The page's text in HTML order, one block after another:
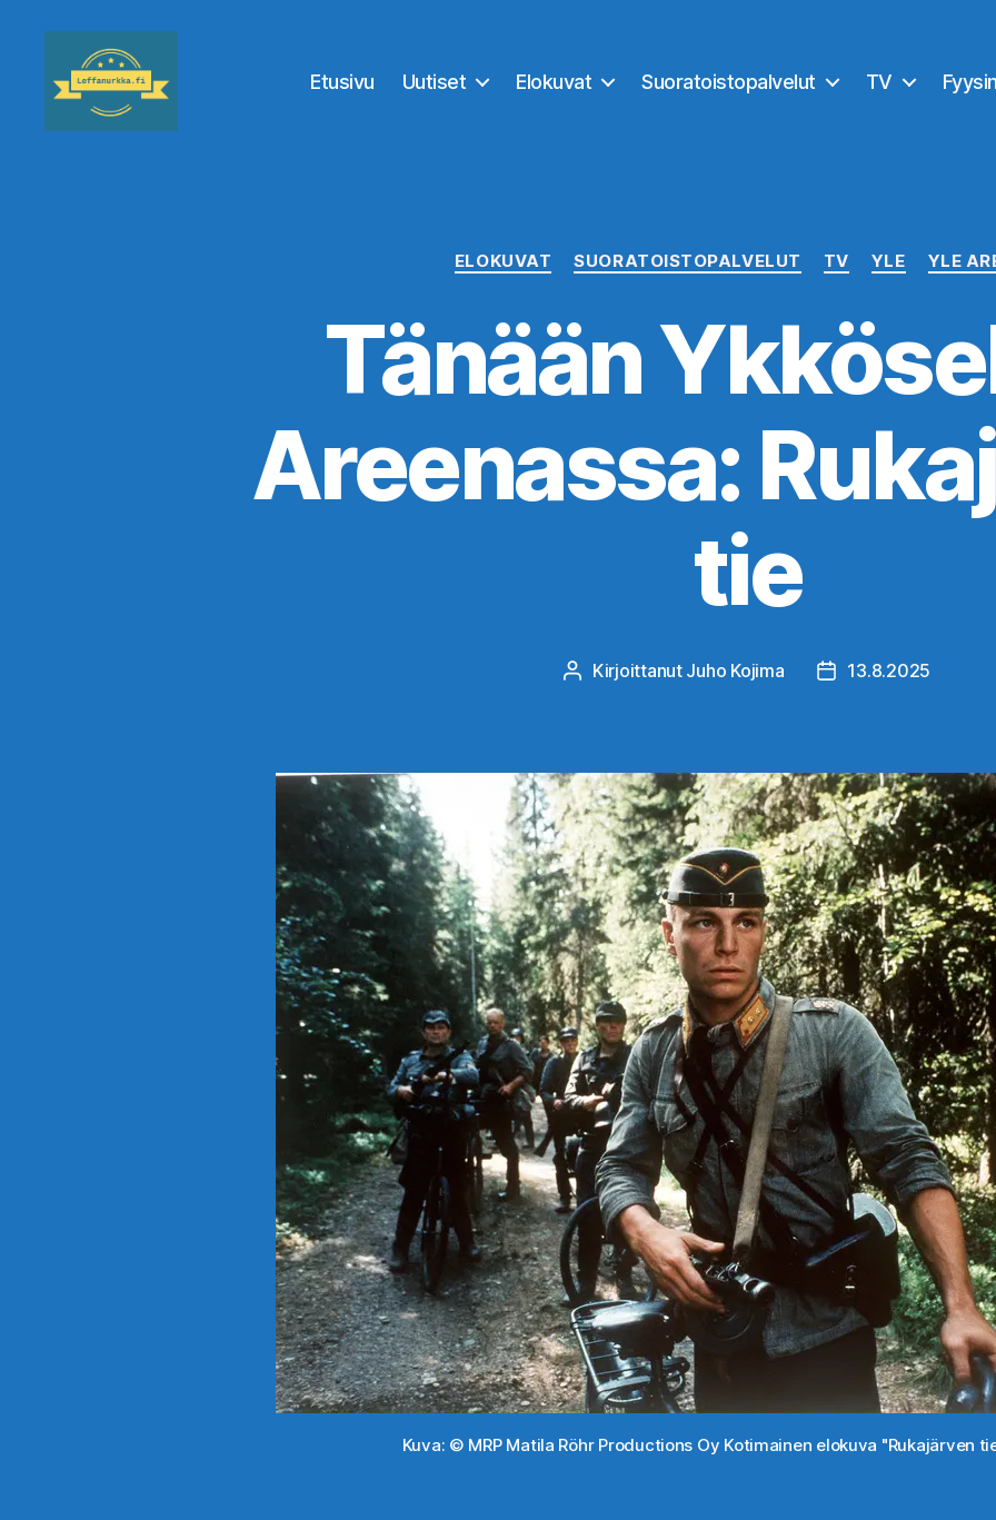
Etusivu Uutiset Elokuvat Suoratoistopalvelut TV
Kategoriat
ELOKUVAT SUORATOISTOPALVELUT TV YLE YLE
Tänään
Areenassa:
tie
Kirjoittaja
Kirjoittanut Juho Kojima Julkaisupäivämäärä
13.8.2025
Kuva: © MRP Matila Röhr Productions Oy Kotimainen elokuva "Rukajärven